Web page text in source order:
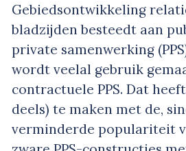
Gebiedsontwikkeling
bladzijden besteedt aan
private samenwerking
wordt veelal gebruik
contractuele PPS. Dat
deels) te maken met de,
verminderde populariteit